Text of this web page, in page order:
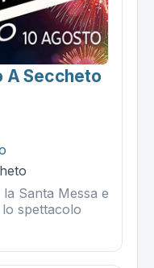
A Seccheto
Santa Messa e
spettacolo